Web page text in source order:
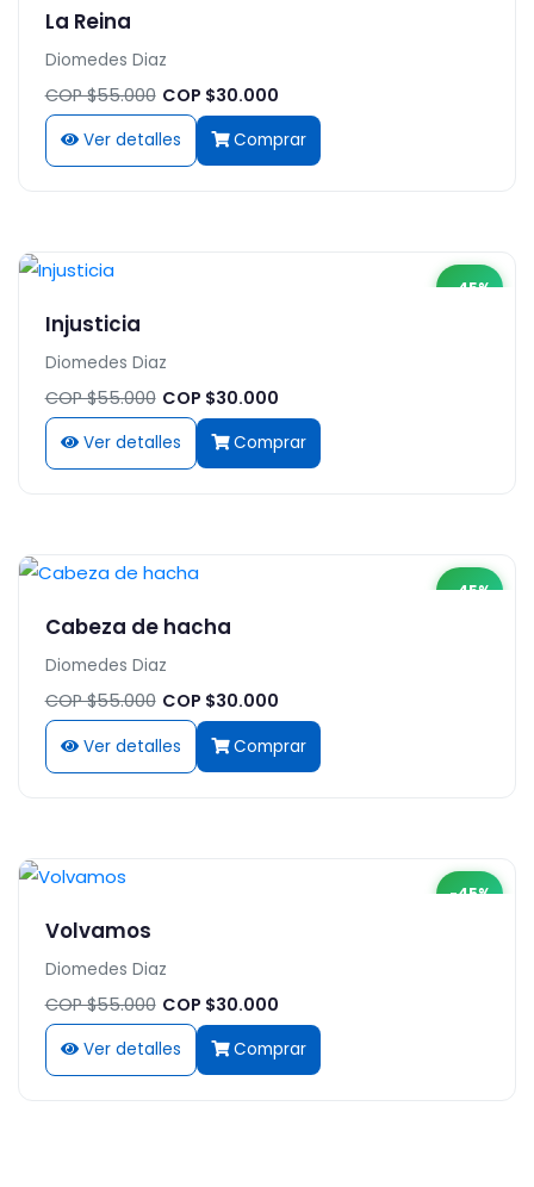
La Reina
Diomedes Diaz
COP $55.000 COP $30.000
Ver detalles Comprar
-45%
Injusticia
Diomedes Diaz
COP $55.000 COP $30.000
Ver detalles Comprar
-45%
Cabeza de hacha
Diomedes Diaz
COP $55.000 COP $30.000
Ver detalles Comprar
-45%
Volvamos
Diomedes Diaz
COP $55.000 COP $30.000
Ver detalles Comprar